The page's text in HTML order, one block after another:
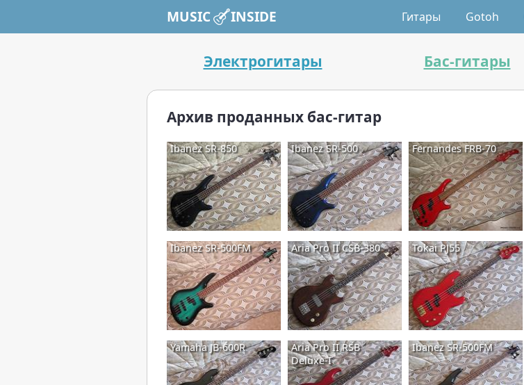
Электрогитары Бас-гитары
Архив проданных бас-гитар
Ibanez SR-850 Ibanez SR-500 Fernandes FRB-70
Ibanez SR-500FM Aria Pro II CSB-380 Tokai PJ55
Yamaha JB-600R
Aria Pro II RSB
Deluxe-I
Ibanez SR-500FM
MUSIC INSIDE Гитары Gotoh